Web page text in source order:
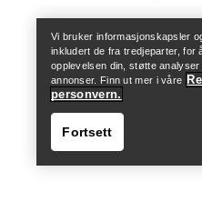
Vi bruker informasjonskapsler
inkludert de fra tredjeparter, for
opplevelsen din, støtte
annonser. Finn ut mer i våre
personvern.
Fortsett